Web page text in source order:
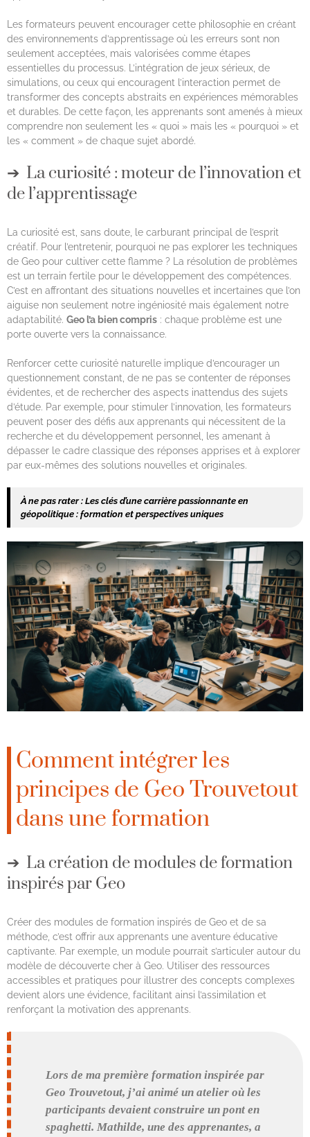
Les formateurs peuvent encourager cette philosophie en créant
des environnements d’apprentissage où les erreurs sont non
seulement acceptées, mais valorisées comme étapes
essentielles du processus. L’intégration de jeux sérieux, de
simulations, ou ceux qui encouragent l’interaction permet de
transformer des concepts abstraits en expériences mémorables
et durables. De cette façon, les apprenants sont amenés à mieux
comprendre non seulement les « quoi » mais les « pourquoi » et
les « comment » de chaque sujet abordé.
La curiosité : moteur de l’innovation et
de l’apprentissage
La curiosité est, sans doute, le carburant principal de l’esprit
créatif. Pour l’entretenir, pourquoi ne pas explorer les techniques
de Geo pour cultiver cette flamme ? La résolution de problèmes
est un terrain fertile pour le développement des compétences.
C’est en affrontant des situations nouvelles et incertaines que l’on
aiguise non seulement notre ingéniosité mais également notre
adaptabilité. Geo l’a bien compris : chaque problème est une
porte ouverte vers la connaissance.
Renforcer cette curiosité naturelle implique d’encourager un
questionnement constant, de ne pas se contenter de réponses
évidentes, et de rechercher des aspects inattendus des sujets
d’étude. Par exemple, pour stimuler l’innovation, les formateurs
peuvent poser des défis aux apprenants qui nécessitent de la
recherche et du développement personnel, les amenant à
dépasser le cadre classique des réponses apprises et à explorer
par eux-mêmes des solutions nouvelles et originales.
À ne pas rater : Les clés d’une carrière passionnante en
géopolitique : formation et perspectives uniques
Comment intégrer les
principes de Geo Trouvetout
dans une formation
La création de modules de formation
inspirés par Geo
Créer des modules de formation inspirés de Geo et de sa
méthode, c’est offrir aux apprenants une aventure éducative
captivante. Par exemple, un module pourrait s’articuler autour du
modèle de découverte cher à Geo. Utiliser des ressources
accessibles et pratiques pour illustrer des concepts complexes
devient alors une évidence, facilitant ainsi l’assimilation et
renforçant la motivation des apprenants.
Lors de ma première formation inspirée par
Geo Trouvetout, j’ai animé un atelier où les
participants devaient construire un pont en
spaghetti. Mathilde, une des apprenantes, a